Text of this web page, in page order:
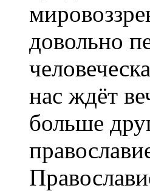
довольно
нас ждёт
больше